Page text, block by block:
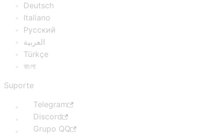
Deutsch
Italiano
Русский
العربية
Türkçe
বাংলা
Suporte
Telegram
Discord
Grupo QQ